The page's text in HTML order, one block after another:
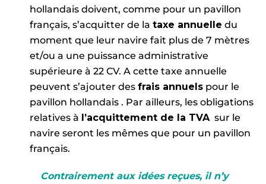
hollandais doivent, comme pour un pavillon
français, s’acquitter de la taxe annuelle du
moment que leur navire fait plus de 7 mètres
et/ou a une puissance administrative
supérieure à 22 CV. A cette taxe annuelle
peuvent s’ajouter des frais annuels pour le
pavillon hollandais . Par ailleurs, les obligations
relatives à l’acquittement de la TVA sur le
navire seront les mêmes que pour un pavillon
français.
Contrairement aux idées reçues, il n’y